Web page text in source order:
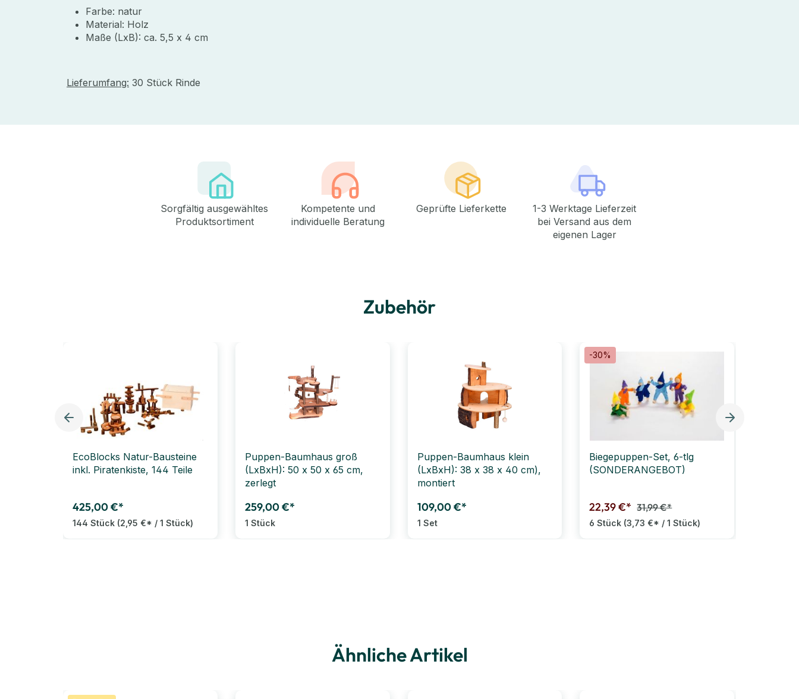
Farbe: natur
Material: Holz
Maße (LxB): ca. 5,5 x 4 cm
Lieferumfang: 30 Stück Rinde
Sorgfältig ausgewähltes
Produktsortiment
Kompetente und
individuelle Beratung
Geprüfte Lieferkette
1-3 Werktage Lieferzeit
bei Versand aus dem
eigenen Lager
Zubehör
EcoBlocks Natur-Bausteine
inkl. Piratenkiste, 144 Teile
425,00 €*
144 Stück (2,95 €* / 1 Stück)
Puppen-Baumhaus groß
(LxBxH): 50 x 50 x 65 cm,
zerlegt
259,00 €*
1 Stück
Puppen-Baumhaus klein
(LxBxH): 38 x 38 x 40 cm),
montiert
109,00 €*
1 Set
-30%
Biegepuppen-Set, 6-tlg
(SONDERANGEBOT)
22,39 €* 31,99 €*
6 Stück (3,73 €* / 1 Stück)
Ähnliche Artikel